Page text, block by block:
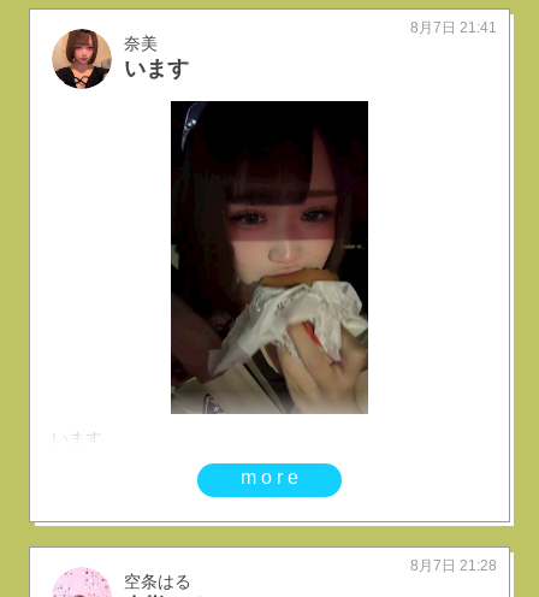
奈美
います
8月7日 21:41
います
more
空条はる
8月7日 21:28